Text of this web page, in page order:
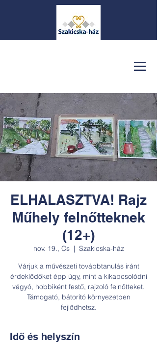
ELHALASZTVA! Rajz
Műhely felnőtteknek
(12+)
nov. 19., Cs
  |
Szakicska-ház
Várjuk a művészeti továbbtanulás iránt
érdeklődőket épp úgy, mint a kikapcsolódni
vágyó, hobbiként festő, rajzoló felnőtteket.
Támogató, bátorító környezetben
fejlődhetsz.
Idő és helyszín